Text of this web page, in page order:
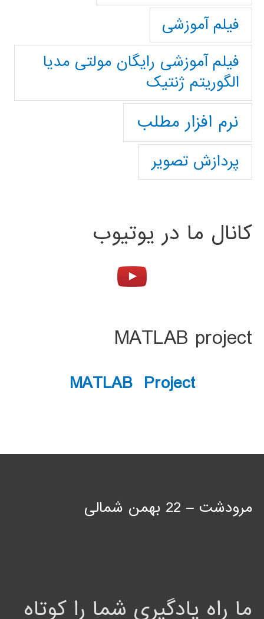
فیلم آموزشی
فیلم آموزشی رایگان مولتی مدیا
الگوریتم ژنتیک
نرم افزار مطلب
پردازش تصویر
کانال ما در یوتیوب
MATLAB project
MATLAB Project
مرودشت – 22 بهمن شمالی
ما راه یادگیری شما را کوتاه